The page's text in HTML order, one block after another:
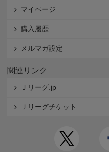
マイページ
購入履歴
メルマガ設定
関連リンク
Ｊリーグ.jp
Ｊリーグチケット